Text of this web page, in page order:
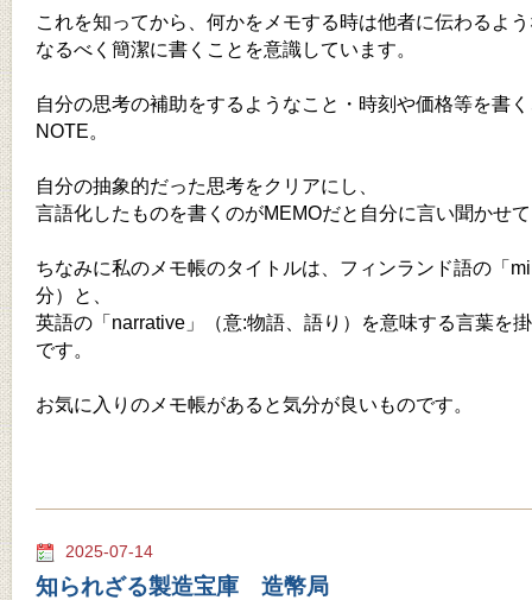
これを知ってから、何かをメモする時は他者に伝わるよ
なるべく簡潔に書くことを意識しています。
自分の思考の補助をするようなこと・時刻や価格等を書
NOTE。
自分の抽象的だった思考をクリアにし、
言語化したものを書くのがMEMOだと自分に言い聞かせ
ちなみに私のメモ帳のタイトルは、フィンランド語の「
分）と、
英語の「narrative」（意:物語、語り）を意味する言葉を
です。
お気に入りのメモ帳があると気分が良いものです。
2025-07-14
知られざる製造宝庫 造幣局